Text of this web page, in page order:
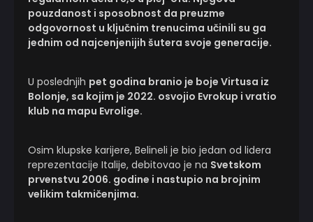
pouzdanost i sposobnost da preuzme
odgovornost u ključnim trenucima učinili su ga
jednim od najcenjenijih šutera svoje generacije.
U poslednjih pet godina branio je boje Virtusa iz
Bolonje, sa kojim je 2022. osvojio Evrokup i vratio
klub na mapu Evrolige.
Osim klupske karijere, Belineli je bio jedan od lidera
reprezentacije Italije, debitovao je na Svetskom
prvenstvu 2006. godine i nastupio na brojnim
velikim takmičenjima.